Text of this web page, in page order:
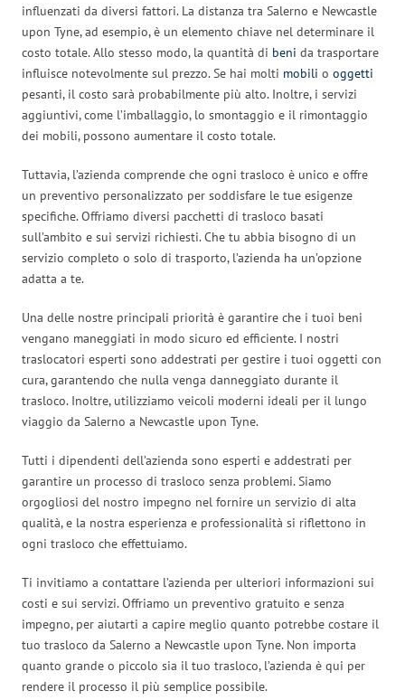
influenzati da diversi fattori. La distanza tra Salerno e Newcastle
upon Tyne, ad esempio, è un elemento chiave nel determinare il
costo totale. Allo stesso modo, la quantità di beni da trasportare
influisce notevolmente sul prezzo. Se hai molti mobili o oggetti
pesanti, il costo sarà probabilmente più alto. Inoltre, i servizi
aggiuntivi, come l’imballaggio, lo smontaggio e il rimontaggio
dei mobili, possono aumentare il costo totale.
Tuttavia, l’azienda comprende che ogni trasloco è unico e offre
un preventivo personalizzato per soddisfare le tue esigenze
specifiche. Offriamo diversi pacchetti di trasloco basati
sull’ambito e sui servizi richiesti. Che tu abbia bisogno di un
servizio completo o solo di trasporto, l’azienda ha un’opzione
adatta a te.
Una delle nostre principali priorità è garantire che i tuoi beni
vengano maneggiati in modo sicuro ed efficiente. I nostri
traslocatori esperti sono addestrati per gestire i tuoi oggetti con
cura, garantendo che nulla venga danneggiato durante il
trasloco. Inoltre, utilizziamo veicoli moderni ideali per il lungo
viaggio da Salerno a Newcastle upon Tyne.
Tutti i dipendenti dell’azienda sono esperti e addestrati per
garantire un processo di trasloco senza problemi. Siamo
orgogliosi del nostro impegno nel fornire un servizio di alta
qualità, e la nostra esperienza e professionalità si riflettono in
ogni trasloco che effettuiamo.
Ti invitiamo a contattare l’azienda per ulteriori informazioni sui
costi e sui servizi. Offriamo un preventivo gratuito e senza
impegno, per aiutarti a capire meglio quanto potrebbe costare il
tuo trasloco da Salerno a Newcastle upon Tyne. Non importa
quanto grande o piccolo sia il tuo trasloco, l’azienda è qui per
rendere il processo il più semplice possibile.